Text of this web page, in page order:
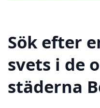
Sök efter
svets i de
städerna